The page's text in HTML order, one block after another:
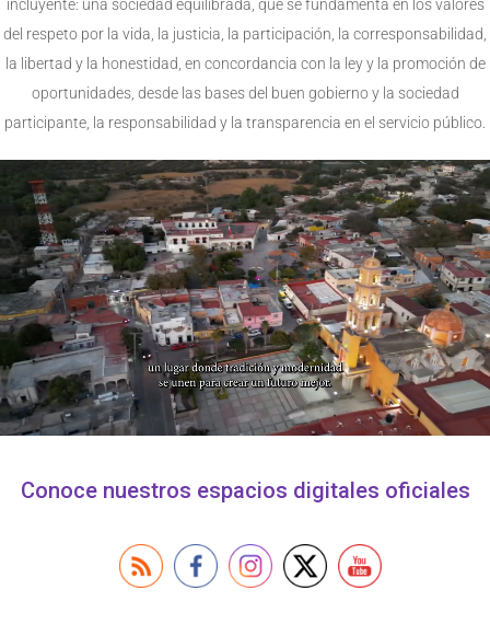
incluyente: una sociedad equilibrada, que se fundamenta en los valores
del respeto por la vida, la justicia, la participación, la corresponsabilidad,
la libertad y la honestidad, en concordancia con la ley y la promoción de
oportunidades, desde las bases del buen gobierno y la sociedad
participante, la responsabilidad y la transparencia en el servicio público.
Conoce nuestros espacios digitales oficiales